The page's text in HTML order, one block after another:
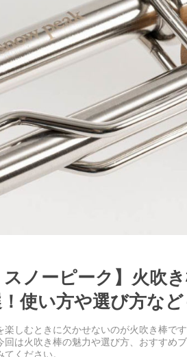
ーピーク】火吹き
い方や選び方など
しむときに欠かせないのが火吹き棒で
回は火吹き棒の魅力や選び方、おすす
ください。